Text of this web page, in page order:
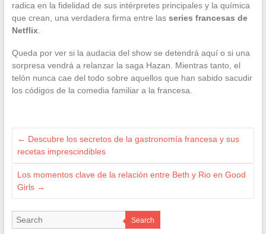
radica en la fidelidad de sus intérpretes principales y la química
que crean, una verdadera firma entre las series francesas de
Netflix.
Queda por ver si la audacia del show se detendrá aquí o si una
sorpresa vendrá a relanzar la saga Hazan. Mientras tanto, el
telón nunca cae del todo sobre aquellos que han sabido sacudir
los códigos de la comedia familiar a la francesa.
← Descubre los secretos de la gastronomía francesa y sus
recetas imprescindibles
Los momentos clave de la relación entre Beth y Rio en Good
Girls →
Search